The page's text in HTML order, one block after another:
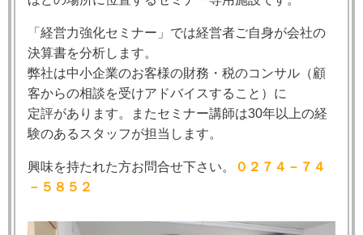
「経営力強化セミナー」では経営者ご自身が会社の
決算書を分析します。
弊社は中小企業のお客様の財務・税のコンサル（顧
客からの相談を受けアドバイスすること）に
定評があります。またセミナー講師は30年以上の経
験のあるスタッフが担当します。
興味を持たれた方お問合せ下さい。
０２７４－７４
－５８５２